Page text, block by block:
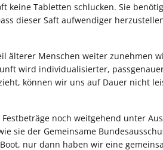
keine Tabletten schlucken. Sie
dieser Saft aufwendiger
älterer Menschen weiter zunehmen
wird individualisierter,
können wir uns auf Dauer nicht
noch weitgehend unter
sie der Gemeinsame
nur dann haben wir eine